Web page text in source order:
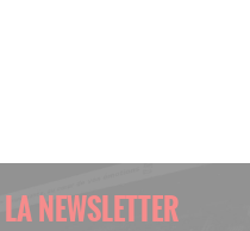
LA NEWSLETTER